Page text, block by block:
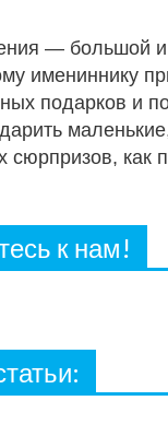
— большой и
имениннику
подарков и
сюрпризов,
к нам!